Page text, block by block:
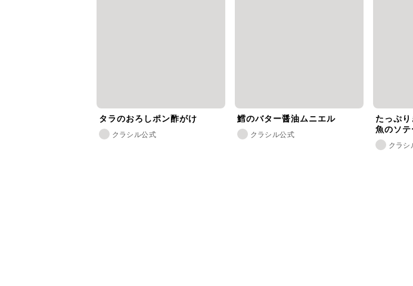
タラのおろしポン酢がけ
クラシル公式
鱈のバター醤油ムニエル
クラシル公式
たっぷ
魚のソテ
クラシ